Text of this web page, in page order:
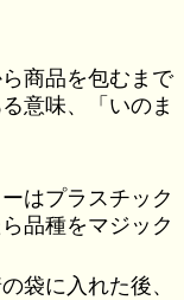
商品を包むまで
意味、「いのま
はプラスチック
品種をマジック
袋に入れた後、